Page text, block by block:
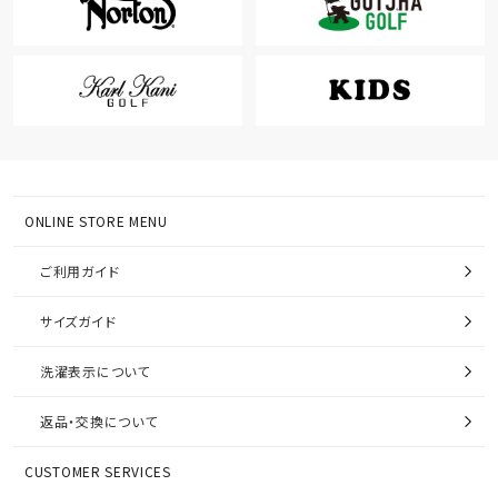
ONLINE STORE MENU
ご利用ガイド
サイズガイド
洗濯表示について
返品・交換について
CUSTOMER SERVICES